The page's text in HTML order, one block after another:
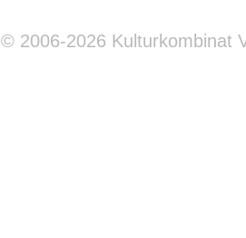
© 2006-2026